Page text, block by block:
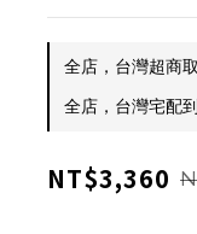
全店，台灣超商
全店，台灣宅配
NT$3,360